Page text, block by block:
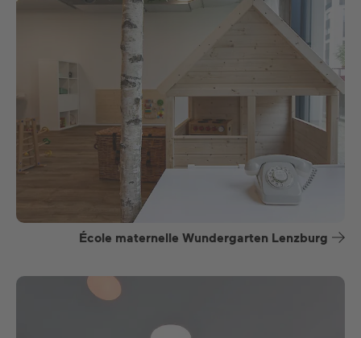
École maternelle Wundergarten Lenzburg